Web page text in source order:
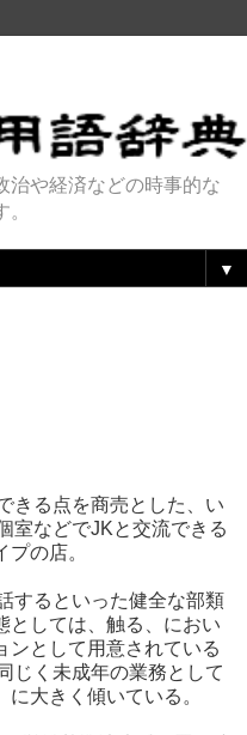
治や経済などの時事的な
▼
きる点を商売とした、い
室などでJKと交流できる
の店。
するといった健全な部類
としては、触る、におい
ンとして用意されている
じく未成年の業務として
大きく傾いている。